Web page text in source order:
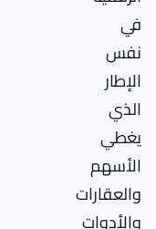
في
نفس
الإطار
الذي
يغطي
الأسهم
والعقارات
والأدوات